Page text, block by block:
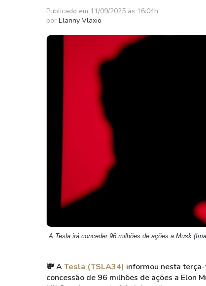
Taesa
Itausa
XPML11
HGLG11
Publicado em 11/09/2025 às 16:04h
por Elanny Vlaxio
A Tesla irá conceder 96 milhões de ações a Musk
💸 ATesla (TSLA34) informou nesta
concessão de 96 milhões de ações a Elon